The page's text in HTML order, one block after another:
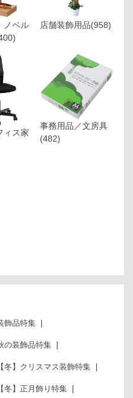
ノベル
店舗装飾用品(958)
ィス家
事務用品／文房具
(482)
飾品特集
の装飾品特集
【冬】クリスマス装飾特集
【冬】正月飾り特集